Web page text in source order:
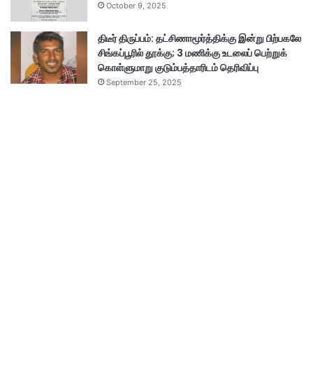
October 9, 2025
திடீர் திருப்பம்: தட்சிணாமூர்த்திக்கு இன்று பிற்பகலே
சிங்கப்பூரில் தூக்கு; 3 மணிக்கு உடலைப் பெற்றுக்
கொள்ளுமாறு குடும்பத்தாரிடம் தெரிவிப்பு
September 25, 2025